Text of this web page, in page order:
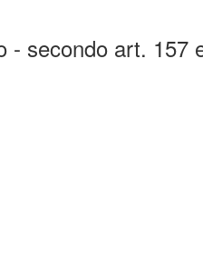
- secondo art. 157